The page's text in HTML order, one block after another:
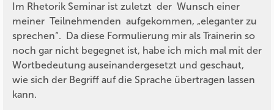
Im Rhetorik Seminar ist zuletzt der Wunsch einer
meiner Teilnehmenden aufgekommen, „eleganter zu
sprechen“. Da diese Formulierung mir als Trainerin so
noch gar nicht begegnet ist, habe ich mich mal mit der
Wortbedeutung auseinandergesetzt und geschaut,
wie sich der Begriff auf die Sprache übertragen lassen
kann.